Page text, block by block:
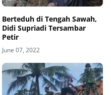
Berteduh di Tengah Sawah,
Didi Supriadi Tersambar
Petir
June 07, 2022